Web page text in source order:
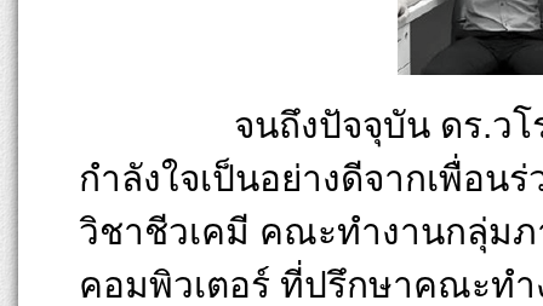
จนถึงปัจจุบัน ดร.วโรดม
กำลังใจเป็นอย่างดีจากเพื่อน
วิชาชีวเคมี คณะทำงานกลุ่ม
คอมพิวเตอร์ ที่ปรึกษาคณะท